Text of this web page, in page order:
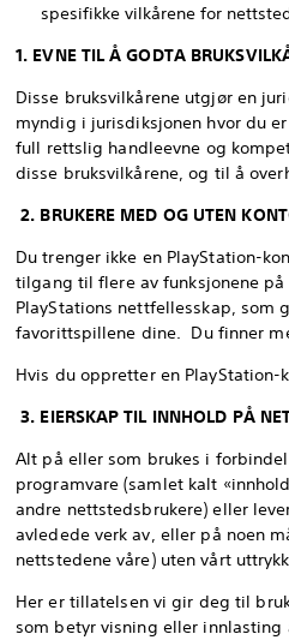
spesifikke vilkårene for
1. EVNE TIL Å GODTA
Disse bruksvilkårene utgjør en
myndig i jurisdiksjonen hvor du
full rettslig handleevne og
disse bruksvilkårene, og til å
2. BRUKERE MED OG UTEN
Du trenger ikke en PlayStation-
tilgang til flere av funksjonene
PlayStations nettfellesskap,
favorittspillene dine. Du finner
Hvis du oppretter en
3. EIERSKAP TIL INNHOLD PÅ
Alt på eller som brukes i
programvare (samlet kalt
andre nettstedsbrukere) eller
avledede verk av, eller på noen
nettstedene våre) uten vårt
Her er tillatelsen vi gir deg til
som betyr visning eller